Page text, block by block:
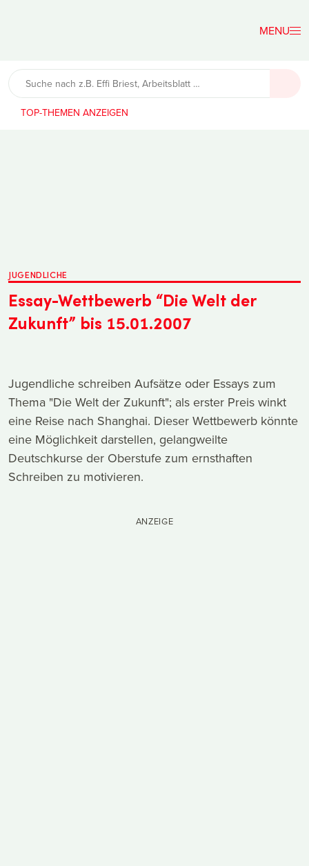
Lehrerfreund
TOP-THEMEN
JUGENDLICHE
Essay-Wettbewerb “Die Welt der
Zukunft” bis 15.01.2007
Jugendliche schreiben Aufsätze oder Essays zum
Thema "Die Welt der Zukunft"; als erster Preis winkt
eine Reise nach Shanghai. Dieser Wettbewerb könnte
eine Möglichkeit darstellen, gelangweilte
Deutschkurse der Oberstufe zum ernsthaften
Schreiben zu motivieren.
ANZEIGE